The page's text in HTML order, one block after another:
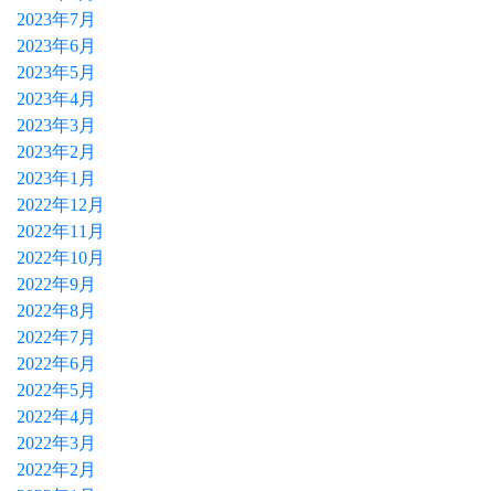
2023年7月
2023年6月
2023年5月
2023年4月
2023年3月
2023年2月
2023年1月
2022年12月
2022年11月
2022年10月
2022年9月
2022年8月
2022年7月
2022年6月
2022年5月
2022年4月
2022年3月
2022年2月